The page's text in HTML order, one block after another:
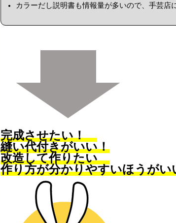
カラーだし説明書も情報量が多いので、手芸店
完成させたい！
縫い代付きがいい！
改造して作りたい
作り方が分かりやすいほうがい